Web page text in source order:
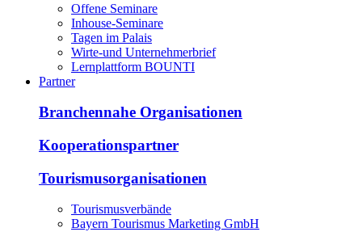
Offene Seminare
Inhouse-Seminare
Tagen im Palais
Wirte-und Unternehmerbrief
Lernplattform BOUNTI
Partner
Branchennahe Organisationen
Kooperationspartner
Tourismusorganisationen
Tourismusverbände
Bayern Tourismus Marketing GmbH